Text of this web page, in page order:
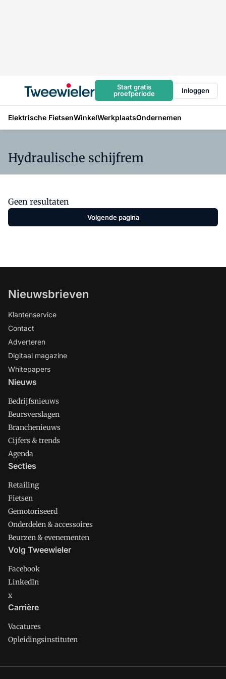
Start gratis
proefperiode
Inloggen
Elektrische FietsenWinkelWerkplaatsOndernemen
Hydraulische schijfrem
Geen resultaten
Volgende pagina
Nieuwsbrieven
Klantenservice
Contact
Adverteren
Digitaal magazine
Whitepapers
Nieuws
Bedrijfsnieuws
Beursverslagen
Branchenieuws
Cijfers & trends
Agenda
Secties
Retailing
Fietsen
Gemotoriseerd
Onderdelen & accessoires
Beurzen & evenementen
Volg Tweewieler
Facebook
LinkedIn
x
Carrière
Vacatures
Opleidingsinstituten